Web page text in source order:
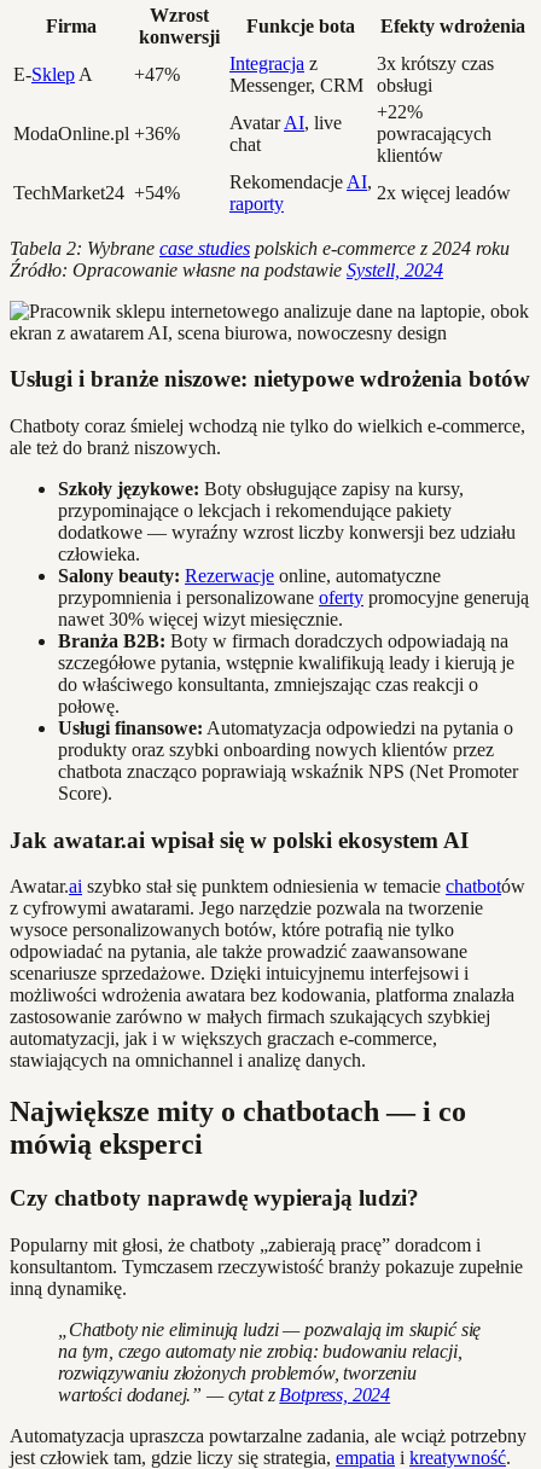
Firma
Wzrost
konwersji
Funkcje bota Efekty wdrożenia
E-Sklep A +47%
Integracja z
Messenger, CRM
3x krótszy czas
obsługi
ModaOnline.pl +36%
AvatarAI, live
chat
+22%
powracających
klientów
TechMarket24 +54%
Rekomendacje AI,
raporty
2x więcej leadów
Tabela 2: Wybrane case studies polskich e-commerce z 2024 roku
Źródło: Opracowanie własne na podstawie Systell, 2024
Usługi i branże niszowe: nietypowe wdrożenia botów
Chatboty coraz śmielej wchodzą nie tylko do wielkich e-commerce,
ale też do branż niszowych.
Szkoły językowe: Boty obsługujące zapisy na kursy,
przypominające o lekcjach i rekomendujące pakiety
dodatkowe — wyraźny wzrost liczby konwersji bez udziału
człowieka.
Salony beauty: Rezerwacje online, automatyczne
przypomnienia i personalizowane oferty promocyjne generują
nawet 30% więcej wizyt miesięcznie.
Branża B2B: Boty w firmach doradczych odpowiadają na
szczegółowe pytania, wstępnie kwalifikują leady i kierują je
do właściwego konsultanta, zmniejszając czas reakcji o
połowę.
Usługi finansowe: Automatyzacja odpowiedzi na pytania o
produkty oraz szybki onboarding nowych klientów przez
chatbota znacząco poprawiają wskaźnik NPS (Net Promoter
Score).
Jak awatar.ai wpisał się w polski ekosystem AI
Awatar.ai szybko stał się punktem odniesienia w temacie chatbotów
z cyfrowymi awatarami. Jego narzędzie pozwala na tworzenie
wysoce personalizowanych botów, które potrafią nie tylko
odpowiadać na pytania, ale także prowadzić zaawansowane
scenariusze sprzedażowe. Dzięki intuicyjnemu interfejsowi i
możliwości wdrożenia awatara bez kodowania, platforma znalazła
zastosowanie zarówno w małych firmach szukających szybkiej
automatyzacji, jak i w większych graczach e-commerce,
stawiających na omnichannel i analizę danych.
Największe mity o chatbotach — i co
mówią eksperci
Czy chatboty naprawdę wypierają ludzi?
Popularny mit głosi, że chatboty „zabierają pracę” doradcom i
konsultantom. Tymczasem rzeczywistość branży pokazuje zupełnie
inną dynamikę.
„Chatboty nie eliminują ludzi — pozwalają im skupić się
na tym, czego automaty nie zrobią: budowaniu relacji,
rozwiązywaniu złożonych problemów, tworzeniu
wartości dodanej.” — cytat z Botpress, 2024
Automatyzacja upraszcza powtarzalne zadania, ale wciąż potrzebny
jest człowiek tam, gdzie liczy się strategia, empatia i kreatywność.